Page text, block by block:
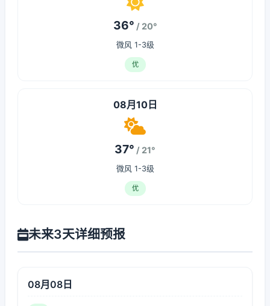
36° / 20°
微风 1-3级
优
08月10日
37° / 21°
微风 1-3级
优
未来3天详细预报
08月08日